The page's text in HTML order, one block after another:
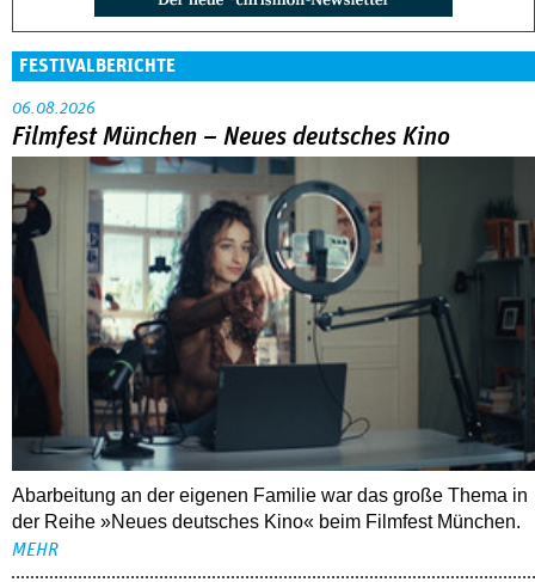
FESTIVALBERICHTE
06.08.2026
Filmfest München – Neues deutsches Kino
Abarbeitung an der eigenen Familie war das große Thema in
der Reihe »Neues deutsches Kino« beim Filmfest München.
MEHR